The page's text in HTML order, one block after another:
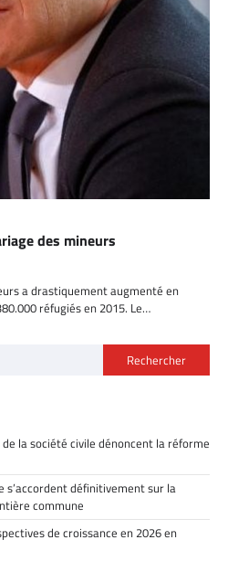
des mineurs
a drastiquement augmenté en
réfugiés en 2015. Le…
Rechercher
la société civile dénoncent la réforme
s’accordent définitivement sur la
commune
de croissance en 2026 en